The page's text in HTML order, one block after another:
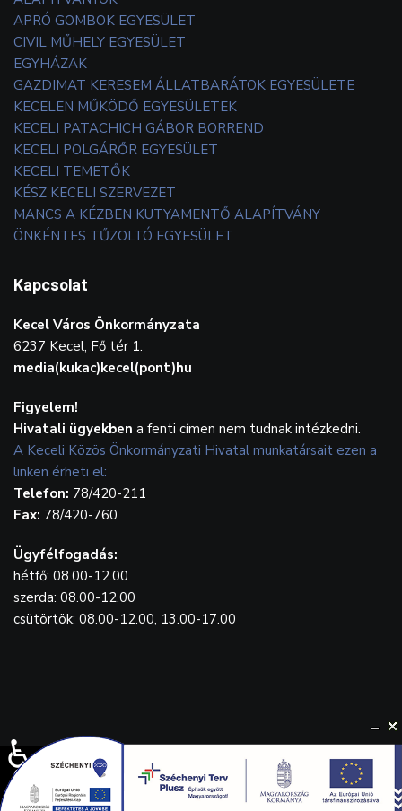
APRÓ GOMBOK EGYESÜLET
CIVIL MŰHELY EGYESÜLET
EGYHÁZAK
GAZDIMAT KERESEM ÁLLATBARÁTOK EGYESÜLETE
KECELEN MŰKÖDŐ EGYESÜLETEK
KECELI PATACHICH GÁBOR BORREND
KECELI POLGÁRŐR EGYESÜLET
KECELI TEMETŐK
KÉSZ KECELI SZERVEZET
MANCS A KÉZBEN KUTYAMENTŐ ALAPÍTVÁNY
ÖNKÉNTES TŰZOLTÓ EGYESÜLET
Kapcsolat
Kecel Város Önkormányzata
6237 Kecel, Fő tér 1.
media(kukac)kecel(pont)hu
Figyelem!
Hivatali ügyekben a fenti címen nem tudnak intézkedni.
A Keceli Közös Önkormányzati Hivatal munkatársait ezen a
linken érheti el:
Telefon: 78/420-211
Fax: 78/420-760
Ügyfélfogadás:
hétfő: 08.00-12.00
szerda: 08.00-12.00
csütörtök: 08.00-12.00, 13.00-17.00
© {2023} Kecel.hu. Designed byWebGrafika.hu
Drónfelvétel: Balla Tamás